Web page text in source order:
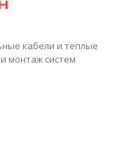
кабели и теплые
монтаж систем